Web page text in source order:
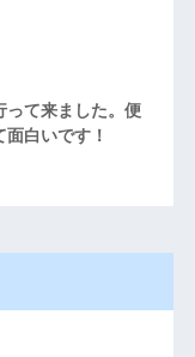
って来ました。便
白いです！